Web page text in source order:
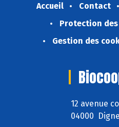
Accueil Contact
Protection
Gestion des
12 avenue
04000